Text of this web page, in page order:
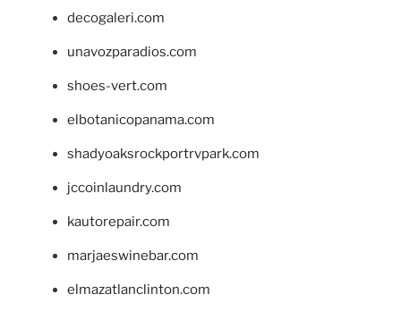
decogaleri.com
unavozparadios.com
shoes-vert.com
elbotanicopanama.com
shadyoaksrockportrvpark.com
jccoinlaundry.com
kautorepair.com
marjaeswinebar.com
elmazatlanclinton.com